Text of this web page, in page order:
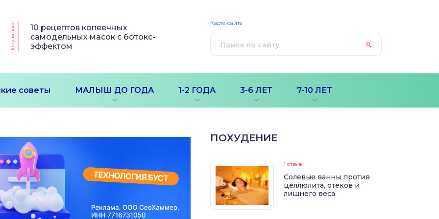
Популярное
10 рецептов копеечных
самодельных масок с ботокс-
эффектом
советы МАЛЫШ ДО ГОДА 1-2 ГОДА 3-6 ЛЕТ 7-10 ЛЕТ
Карта сайта
ПОХУДЕНИЕ
1 отзыв
Солевые ванны против
целлюлита, отёков и
лишнего веса